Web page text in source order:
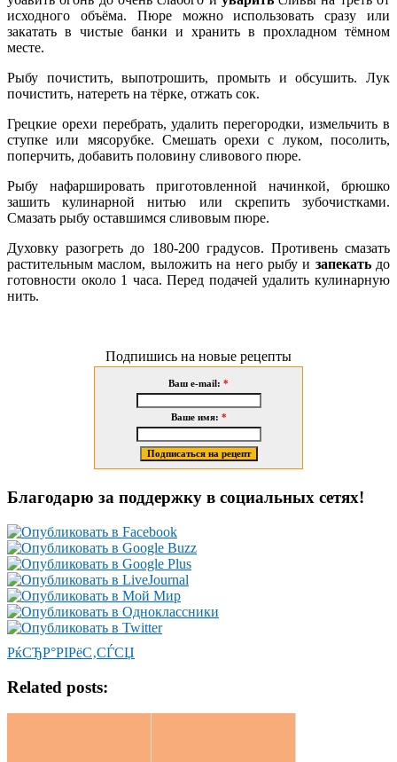
исходного объёма. Пюре можно использовать сразу или
закатать в чистые банки и хранить в прохладном тёмном
месте.
Рыбу почистить, выпотрошить, промыть и обсушить. Лук
почистить, натереть на тёрке, отжать сок.
Грецкие орехи перебрать, удалить перегородки, измельчить в
ступке или мясорубке. Смешать орехи с луком, посолить,
поперчить, добавить половину сливового пюре.
Рыбу нафаршировать приготовленной начинкой, брюшко
зашить кулинарной нитью или скрепить зубочистками.
Смазать рыбу оставшимся сливовым пюре.
Духовку разогреть до 180-200 градусов. Противень смазать
растительным маслом, выложить на него рыбу и запекатьдо
готовности около 1 часа. Перед подачей удалить кулинарную
нить.
Подпишись на новые рецепты
Ваш e-mail: *
Ваше имя: *
Благодарю за поддержку в социальных сетях!
РќСЂР°РІРёС‚СЃСЏ
Related posts: